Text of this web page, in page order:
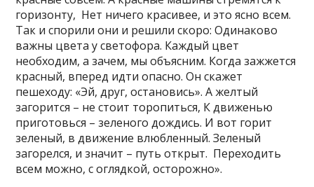
горизонту, Нет ничего красивее, и это ясно всем.
Так и спорили они и решили скоро: Одинаково
важны цвета у светофора. Каждый цвет
необходим, а зачем, мы объясним. Когда зажжется
красный, вперед идти опасно. Он скажет
пешеходу: «Эй, друг, остановись». А желтый
загорится – не стоит торопиться, К движенью
приготовься – зеленого дождись. И вот горит
зеленый, в движение влюбленный. Зеленый
загорелся, и значит – путь открыт. Переходить
всем можно, с оглядкой, осторожно».